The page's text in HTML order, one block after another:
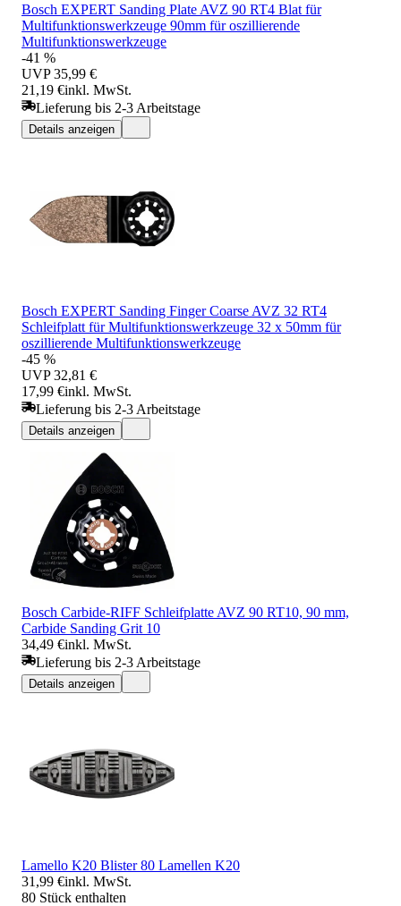
Bosch EXPERT Sanding Plate AVZ 90 RT4 Blat für
Multifunktionswerkzeuge 90mm für oszillierende
Multifunktionswerkzeuge
-41 %
UVP 35,99 €
21,19 €inkl. MwSt.
Lieferung bis 2-3 Arbeitstage
Details anzeigen
Bosch EXPERT Sanding Finger Coarse AVZ 32 RT4
Schleifplatt für Multifunktionswerkzeuge 32 x 50mm für
oszillierende Multifunktionswerkzeuge
-45 %
UVP 32,81 €
17,99 €inkl. MwSt.
Lieferung bis 2-3 Arbeitstage
Details anzeigen
Bosch Carbide-RIFF Schleifplatte AVZ 90 RT10, 90 mm,
Carbide Sanding Grit 10
34,49 €inkl. MwSt.
Lieferung bis 2-3 Arbeitstage
Details anzeigen
Lamello K20 Blister 80 Lamellen K20
31,99 €inkl. MwSt.
80 Stück enthalten